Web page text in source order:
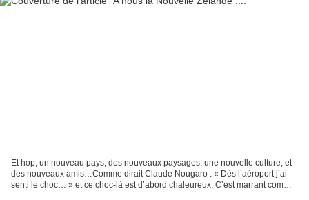
Et hop, un nouveau pays, des nouveaux paysages, une nouvelle culture, et
des nouveaux amis…Comme dirait Claude Nougaro : « Dès l’aéroport j’ai
senti le choc… » et ce choc-là est d’abord chaleureux. C’est marrant comme